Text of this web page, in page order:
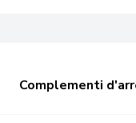
Complementi